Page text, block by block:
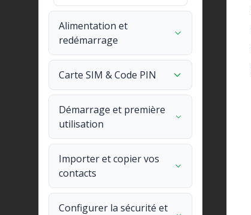
Alimentation et
redémarrage
Carte SIM & Code PIN
Démarrage et première
utilisation
Importer et copier vos
contacts
Configurer la sécurité et